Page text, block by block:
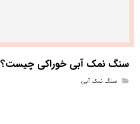
سنگ نمک آبی خوراکی چیست؟
سنگ نمک آبی